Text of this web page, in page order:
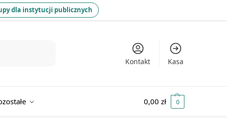
dla instytucji publicznych
Kontakt Kasa
0,00 zł 0